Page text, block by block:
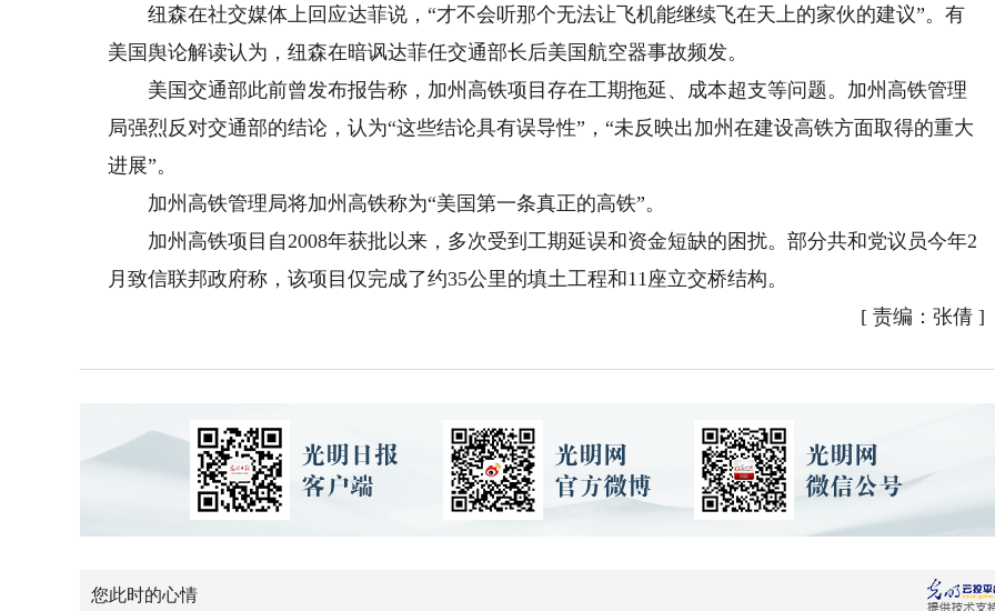
纽森在社交媒体上回应达菲说，“才不会听那个无法让飞机能继续飞在天上的家伙的建议”。有
美国舆论解读认为，纽森在暗讽达菲任交通部长后美国航空器事故频发。
美国交通部此前曾发布报告称，加州高铁项目存在工期拖延、成本超支等问题。加州高铁管理
局强烈反对交通部的结论，认为“这些结论具有误导性”，“未反映出加州在建设高铁方面取得的重大
进展”。
加州高铁管理局将加州高铁称为“美国第一条真正的高铁”。
加州高铁项目自2008年获批以来，多次受到工期延误和资金短缺的困扰。部分共和党议员今年2
月致信联邦政府称，该项目仅完成了约35公里的填土工程和11座立交桥结构。
[ 责编：张倩]
您此时的心情